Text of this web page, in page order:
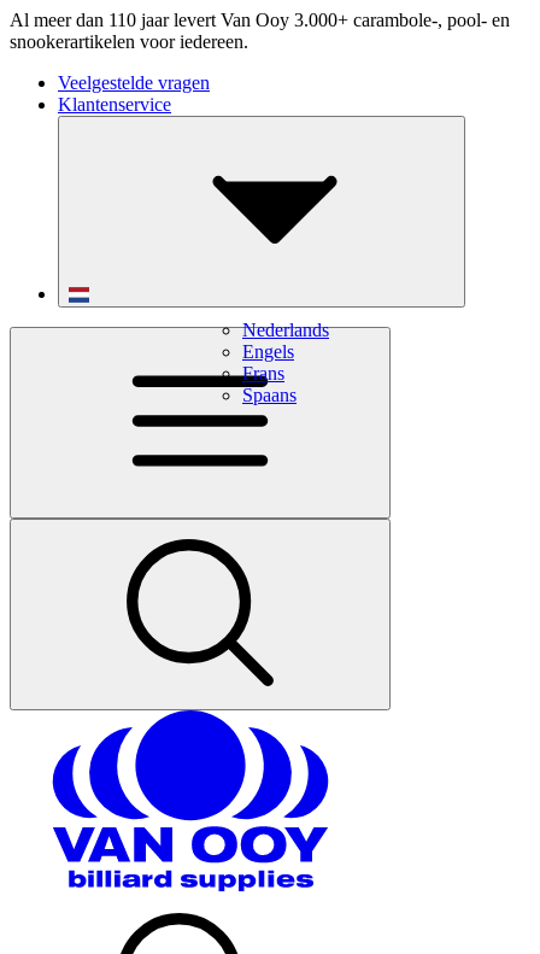
Al meer dan 110 jaar levert Van Ooy 3.000+ carambole-, pool- en
snookerartikelen voor iedereen.
Veelgestelde vragen
Klantenservice
Nederlands
Engels
Frans
Spaans